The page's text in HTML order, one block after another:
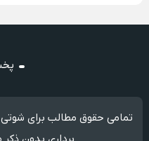
تمامی حقوق مطالب برای